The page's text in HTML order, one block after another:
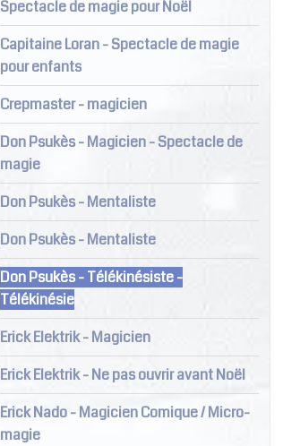
Spectacle de magie pour Noël
Capitaine Loran - Spectacle de magie
pour enfants
Crepmaster - magicien
Don Psukès - Magicien - Spectacle de
magie
Don Psukès - Mentaliste
Don Psukès - Mentaliste
Don Psukès - Télékinésiste -
Télékinésie
Erick Elektrik - Magicien
Erick Elektrik - Ne pas ouvrir avant Noël
Erick Nado - Magicien Comique / Micro-
magie